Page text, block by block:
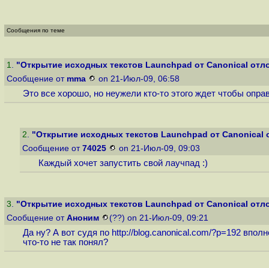
Сообщения по теме
1. "Открытие исходных текстов Launchpad от Canonical
Сообщение от mma on 21-Июл-09, 06:58
Это все хорошо, но неужели кто-то этого ждет чтобы
2. "Открытие исходных текстов Launchpad от Canonical
Сообщение от 74025 on 21-Июл-09, 09:03
Каждый хочет запустить свой лаучпад :)
3. "Открытие исходных текстов Launchpad от Canonical
Сообщение от Аноним (??) on 21-Июл-09, 09:21
Да ну? А вот судя по http://blog.canonical.com/?p=192
что-то не так понял?